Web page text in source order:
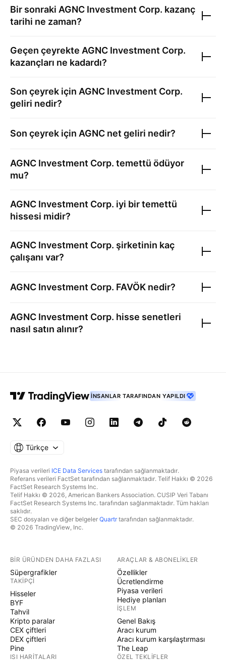
Bir sonraki AGNC Investment Corp. kazanç
tarihi ne zaman?
Geçen çeyrekte AGNC Investment Corp.
kazançları ne kadardı?
Son çeyrek için AGNC Investment Corp.
geliri nedir?
Son çeyrek için AGNC net geliri nedir?
AGNC Investment Corp. temettü ödüyor
mu?
AGNC Investment Corp. iyi bir temettü
hissesi midir?
AGNC Investment Corp. şirketinin kaç
çalışanı var?
AGNC Investment Corp. FAVÖK nedir?
AGNC Investment Corp. hisse senetleri
nasıl satın alınır?
İNSANLAR TARAFINDAN YAPILDI
Türkçe
Piyasa verileri ICE Data Services tarafından sağlanmaktadır.
Referans verileri FactSet tarafından sağlanmaktadır. Telif Hakkı © 2026
FactSet Research Systems Inc.
Telif Hakkı © 2026, American Bankers Association. CUSIP Veri Tabanı
FactSet Research Systems Inc. tarafından sağlanmaktadır. Tüm hakları
saklıdır.
SEC dosyaları ve diğer belgeler Quartrtarafından sağlanmaktadır.
© 2026 TradingView, Inc.
BIR ÜRÜNDEN DAHA FAZLASI
Süpergrafikler
TAKIPÇI
Hisseler
BYF
Tahvil
Kripto paralar
CEX çiftleri
DEX çiftleri
Pine
ISI HARITALARI
ARAÇLAR & ABONELIKLER
Özellikler
Ücretlendirme
Piyasa verileri
Hediye planları
İŞLEM
Genel Bakış
Aracı kurum
Aracı kurum karşılaştırması
The Leap
ÖZEL TEKLIFLER